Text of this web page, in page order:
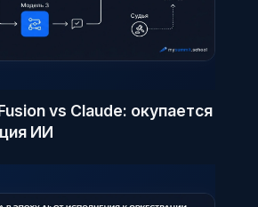
vs Claude: окупается
ИИ